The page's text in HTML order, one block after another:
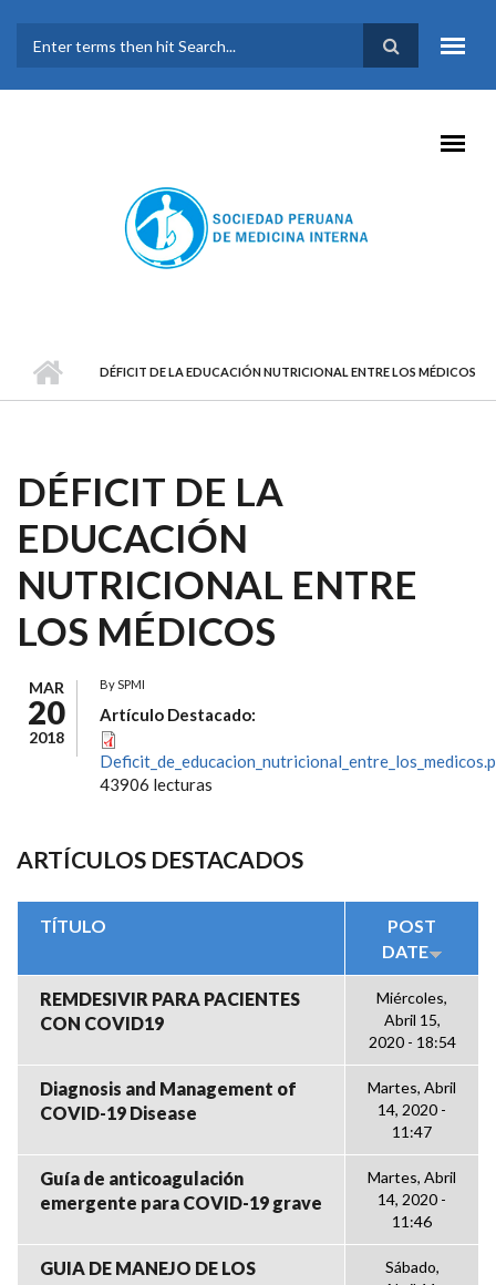
FORMULARIO DE
BÚSQUEDA
DÉFICIT DE LA EDUCACIÓN NUTRICIONAL ENTRE LOS MÉDICOS
DÉFICIT DE LA
EDUCACIÓN
NUTRICIONAL ENTRE
LOS MÉDICOS
MAR
20
2018
BySPMI
Artículo Destacado:
43906 lecturas
ARTÍCULOS DESTACADOS
TÍTULO
POST
DATE
REMDESIVIR PARA PACIENTES
CON COVID19
Miércoles,
Abril 15,
2020 - 18:54
Diagnosis and Management of
COVID-19 Disease
Martes, Abril
14, 2020 -
11:47
Guía de anticoagulación
emergente para COVID-19 grave
Martes, Abril
14, 2020 -
11:46
GUIA DE MANEJO DE LOS
Sábado,